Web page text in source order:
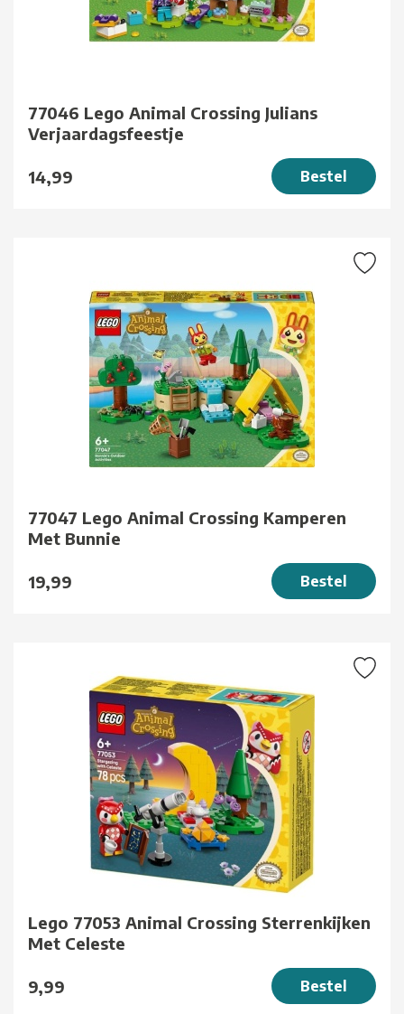
77046 Lego Animal Crossing Julians
Verjaardagsfeestje
14,99 Bestel
77047 Lego Animal Crossing Kamperen
Met Bunnie
19,99 Bestel
Lego 77053 Animal Crossing Sterrenkijken
Met Celeste
9,99 Bestel